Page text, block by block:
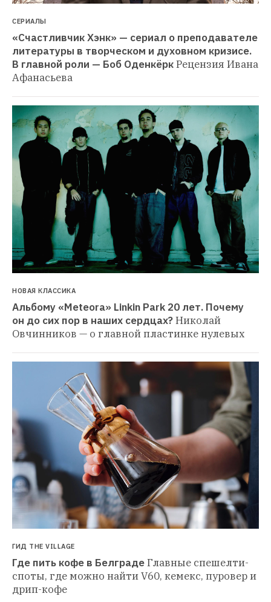
СЕРИАЛЫ
«Счастливчик Хэнк» — сериал о преподавателе
литературы в творческом и духовном кризисе.
В главной роли — Боб ОденкёркРецензия Ивана
Афанасьева
НОВАЯ КЛАССИКА
Альбому «Meteora» Linkin Park 20 лет. Почему
он до сих пор в наших сердцах?Николай
Овчинников — о главной пластинке нулевых
ГИД THE VILLAGE
Где пить кофе в БелградеГлавные спешелти-
споты, где можно найти V60, кемекс, пуровер и
дрип-кофе